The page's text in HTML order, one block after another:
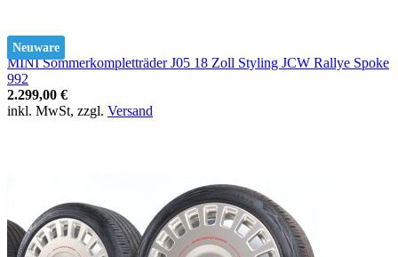
Neuware
MINI Sommerkompletträder J05 18 Zoll Styling JCW Rallye Spoke
992
2.299,00 €
inkl. MwSt, zzgl. Versand